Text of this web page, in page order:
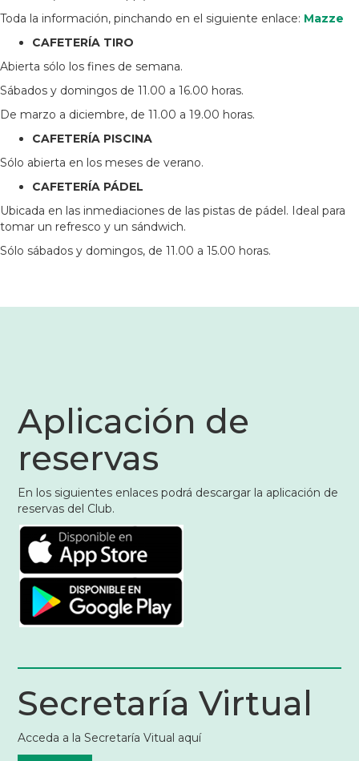
Toda la información, pinchando en el siguiente enlace: Mazze
CAFETERÍA TIRO
Abierta sólo los fines de semana.
Sábados y domingos de 11.00 a 16.00 horas.
De marzo a diciembre, de 11.00 a 19.00 horas.
CAFETERÍA PISCINA
Sólo abierta en los meses de verano.
CAFETERÍA PÁDEL
Ubicada en las inmediaciones de las pistas de pádel. Ideal para
tomar un refresco y un sándwich.
Sólo sábados y domingos, de 11.00 a 15.00 horas.
Aplicación de
reservas
En los siguientes enlaces podrá descargar la aplicación de
reservas del Club.
Secretaría Virtual
Acceda a la Secretaría Vitual aquí